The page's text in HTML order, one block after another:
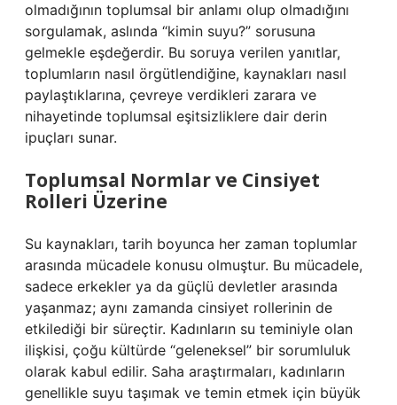
olmadığının toplumsal bir anlamı olup olmadığını
sorgulamak, aslında “kimin suyu?” sorusuna
gelmekle eşdeğerdir. Bu soruya verilen yanıtlar,
toplumların nasıl örgütlendiğine, kaynakları nasıl
paylaştıklarına, çevreye verdikleri zarara ve
nihayetinde toplumsal eşitsizliklere dair derin
ipuçları sunar.
Toplumsal Normlar ve Cinsiyet
Rolleri Üzerine
Su kaynakları, tarih boyunca her zaman toplumlar
arasında mücadele konusu olmuştur. Bu mücadele,
sadece erkekler ya da güçlü devletler arasında
yaşanmaz; aynı zamanda cinsiyet rollerinin de
etkilediği bir süreçtir. Kadınların su teminiyle olan
ilişkisi, çoğu kültürde “geleneksel” bir sorumluluk
olarak kabul edilir. Saha araştırmaları, kadınların
genellikle suyu taşımak ve temin etmek için büyük